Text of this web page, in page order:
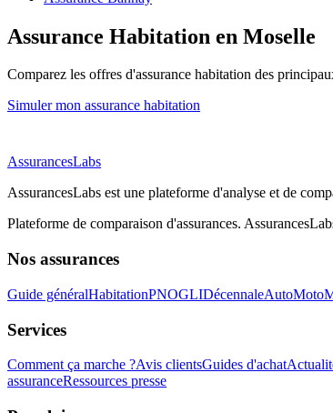
Assurance Habitation en Moselle
Comparez les offres d'assurance habitation des
Simuler mon assurance habitation
AssurancesLabs
AssurancesLabs est une plateforme d'analyse et de
Plateforme de comparaison d'assurances.
Nos assurances
Guide généralHabitationPNOGLIDécennaleAutoMoto
Services
Comment ça marche ?Avis clientsGuides d'achat
assuranceRessources presse